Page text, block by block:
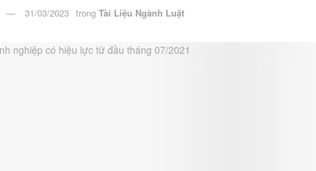
31/03/2023 trong Tài Liệu Ngành Luật